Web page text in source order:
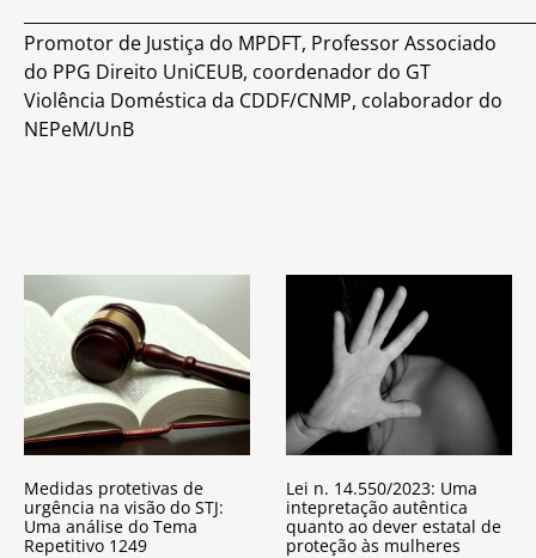
Promotor de Justiça do MPDFT, Professor Associado
do PPG Direito UniCEUB, coordenador do GT
Violência Doméstica da CDDF/CNMP, colaborador do
NEPeM/UnB
Medidas protetivas de
urgência na visão do STJ:
Uma análise do Tema
Repetitivo 1249
Lei n. 14.550/2023: Uma
intepretação autêntica
quanto ao dever estatal de
proteção às mulheres